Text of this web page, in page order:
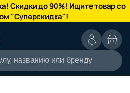
Скидки до 90%! Ищите товар со
"Суперскидка"!
названию или бренду